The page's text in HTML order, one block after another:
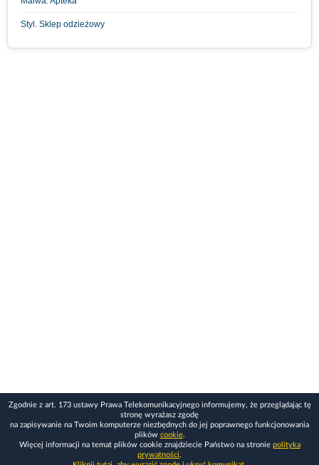
Styl. Sklep odzieżowy
Zgodnie z art. 173 ustawy Prawa Telekomunikacyjnego informujemy, że przeglądając tę
stronę wyrażasz zgodę
na zapisywanie na Twoim komputerze niezbędnych do jej poprawnego funkcjonowania
plików cookie.
Więcej informacji na temat plików cookie znajdziecie Państwo na stronie polityka
prywatności.